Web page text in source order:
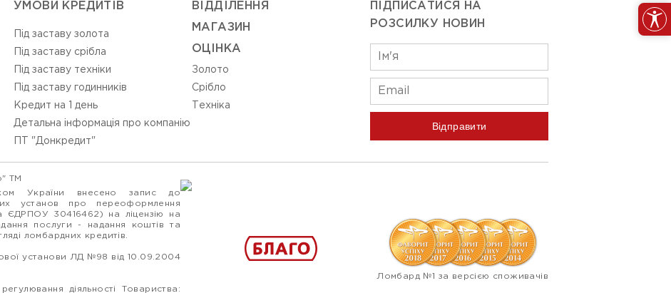
УМОВИ КРЕДИТІВ
Під заставу золота
Під заставу срібла
Під заставу техніки
Під заставу годинників
Кредит на 1 день
Детальна інформація про компанію
ПТ "Донкредит"
ВIДДIЛЕННЯ
МАГАЗИН
ОЦIНКА
Золото
Срiбло
Технiка
ПІДПИСАТИСЯ НА
РОЗСИЛКУ НОВИН
Відправити
ТМ
України внесено запис до
установ про переоформлення
ЄДРПОУ 30416462) на ліцензію на
послуги - надання коштів та
ломбардних кредитів.
установи ЛД №98 від 10.09.2004
діяльності Товариства:
Ломбард №1 за версією споживачів